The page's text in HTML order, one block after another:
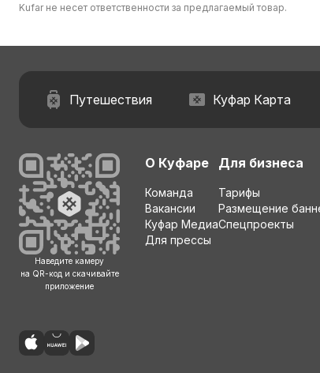
Kufar не несет ответственности за предлагаемый товар.
Путешествия Куфар Карта
Наведите камеру
на QR-код и скачивайте
приложение
О Куфаре
Команда
Вакансии
Куфар Медиа
Для прессы
Для бизнеса
Тарифы
Размещение
Спецпроекты